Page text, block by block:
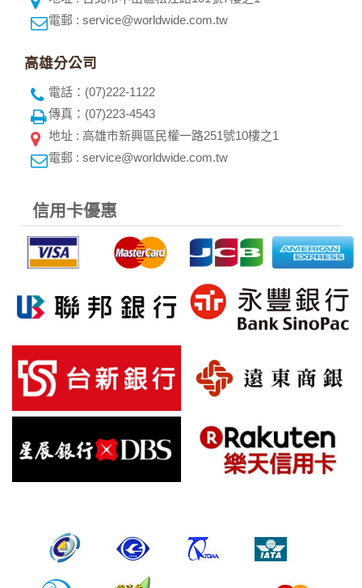
電郵 : service@worldwide.com.tw
高雄分公司
電話：(07)222-1122
傳真：(07)223-4543
地址 : 高雄市新興區民權一路251號10樓之1
電郵 : service@worldwide.com.tw
信用卡優惠